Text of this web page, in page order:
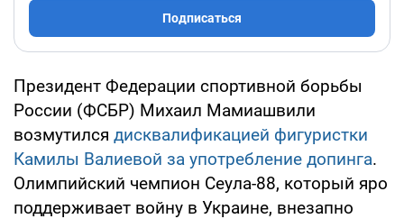
Подписаться
Президент Федерации спортивной борьбы
России (ФСБР) Михаил Мамиашвили
возмутился дисквалификацией фигуристки
Камилы Валиевой за употребление допинга.
Олимпийский чемпион Сеула-88, который яро
поддерживает войну в Украине, внезапно